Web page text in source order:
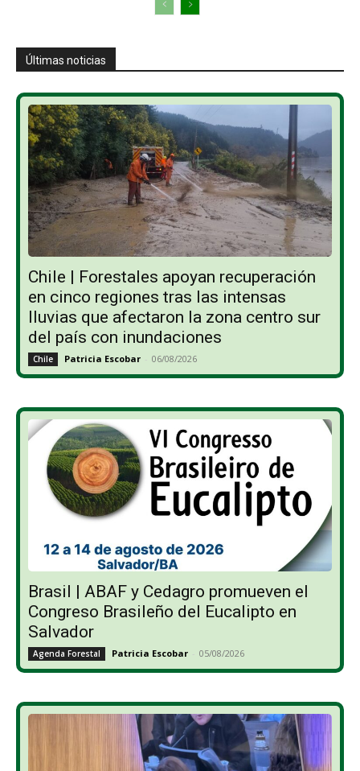
Últimas noticias
Chile | Forestales apoyan recuperación
en cinco regiones tras las intensas
lluvias que afectaron la zona centro sur
del país con inundaciones
Chile Patricia Escobar - 06/08/2026
Brasil | ABAF y Cedagro promueven el
Congreso Brasileño del Eucalipto en
Salvador
Agenda Forestal Patricia Escobar - 05/08/2026